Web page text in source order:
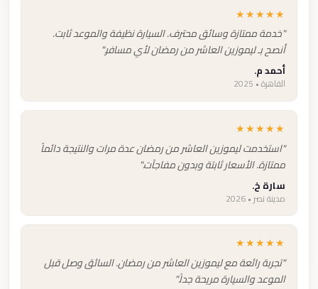
★★★★★
"خدمة ممتازة وسائق محترف. السيارة نظيفة والموعد ثابت.
أنصح بـ ليموزين العاشر من رمضان لأي مسافر."
أحمد م.
القاهرة • 2025
★★★★★
"استخدمت ليموزين العاشر من رمضان عدة مرات والنتيجة دائماً
ممتازة. الأسعار ثابتة وبدون مفاجآت."
سارة خ.
مدينة نصر • 2026
★★★★★
"تجربة رائعة مع ليموزين العاشر من رمضان. السائق وصل قبل
الموعد والسيارة مريحة جداً."